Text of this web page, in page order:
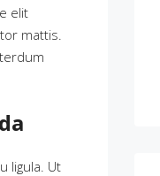
elit
mattis.
ligula. Ut